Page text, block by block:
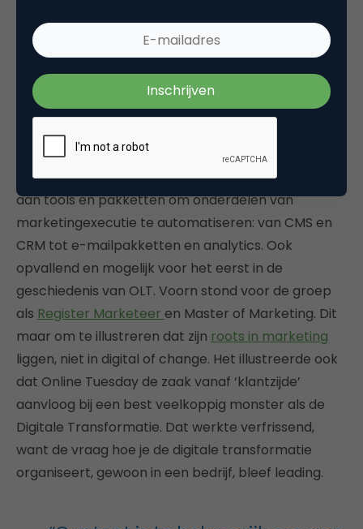
Derde en laatste spreker Ludo Voorn gebruikte de
metafoor van de speedbootjes ook, maar dan door
te wijzen op de breedte van een sluis. Als daar
zeven bootjes naast elkaar dobberen, kan er zelfs
geen kano meer in of uit. Voorn stond als kind van
de commodore64-generatie veel organisaties bij
met marketing-automation: de exotische wirwar
aan tools en pakketten om onderdelen van
marketingexecutie te automatiseren: van CMS en
CRM tot e-mailpakketten en analytics. Ook
opvallend en mogelijk voor het eerst in de
geschiedenis van OLT. Voorn stond voor de groep
als Register Marketeer en Master of Marketing. Dit
maar om te illustreren dat zijn roots in marketing
liggen, niet in digital of change. Het illustreerde ook
dat Online Tuesday de zaak vanaf ‘klantzijde’
aanvloog bij een best veelkoppig monster als de
Digitale Transformatie. Dat werkte verfrissend,
want de vraag hoe je de digitale transformatie
organiseert, gewoon in een bedrijf, bleef leading.